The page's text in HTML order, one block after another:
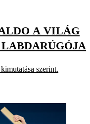
A VILÁG
szerint.